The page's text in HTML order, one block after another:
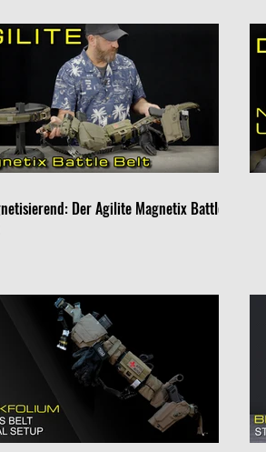
Der Agilite Magnetix Battle